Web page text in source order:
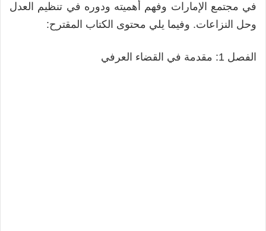
في مجتمع الإمارات وفهم أهميته ودوره في تنظيم العدل
وحل النزاعات. وفيما يلي محتوى الكتاب المقترح:
الفصل 1: مقدمة في القضاء العرفي